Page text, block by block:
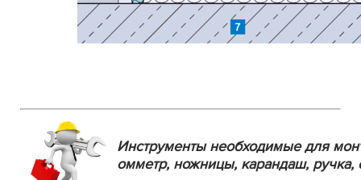
Инструменты необходимые для
омметр, ножницы, карандаш, ручка,